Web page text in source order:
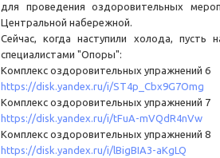
для проведения оздоровительных
Центральной набережной.
Сейчас, когда наступили холода,
специалистами "Опоры":
Комплекс оздоровительных упражнений 6
https://disk.yandex.ru/i/ST4p_Cbx9G7Omg
Комплекс оздоровительных упражнений 7
https://disk.yandex.ru/i/tFuA-mVQdR4nVw
Комплекс оздоровительных упражнений 8
https://disk.yandex.ru/i/lBigBIA3-aKgLQ